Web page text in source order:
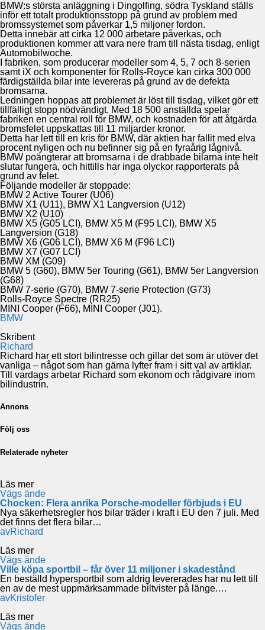
BMW:s största anläggning i Dingolfing, södra Tyskland ställs
inför ett totalt produktionsstopp på grund av problem med
bromssystemet som påverkar 1,5 miljoner fordon.
Detta innebär att cirka 12 000 arbetare påverkas, och
produktionen kommer att vara nere fram till nästa tisdag, enligt
Automobilwoche.
I fabriken, som producerar modeller som 4, 5, 7 och 8-serien
samt iX och komponenter för Rolls-Royce kan cirka 300 000
färdigställda bilar inte levereras på grund av de defekta
bromsarna.
Ledningen hoppas att problemet är löst till tisdag, vilket gör ett
tillfälligt stopp nödvändigt. Med 18 500 anställda spelar
fabriken en central roll för BMW, och kostnaden för att åtgärda
bromsfelet uppskattas till 11 miljarder kronor.
Detta har lett till en kris för BMW, där aktien har fallit med elva
procent nyligen och nu befinner sig på en fyraårig lågnivå.
BMW poängterar att bromsarna i de drabbade bilarna inte helt
slutar fungera, och hittills har inga olyckor rapporterats på
grund av felet.
Följande modeller är stoppade:
BMW 2 Active Tourer (U06)
BMW X1 (U11), BMW X1 Langversion (U12)
BMW X2 (U10)
BMW X5 (G05 LCI), BMW X5 M (F95 LCI), BMW X5
Langversion (G18)
BMW X6 (G06 LCI), BMW X6 M (F96 LCI)
BMW X7 (G07 LCI)
BMW XM (G09)
BMW 5 (G60), BMW 5er Touring (G61), BMW 5er Langversion
(G68)
BMW 7-serie (G70), BMW 7-serie Protection (G73)
Rolls-Royce Spectre (RR25)
MINI Cooper (F66), MINI Cooper (J01).
BMW
Skribent
Richard
Richard har ett stort bilintresse och gillar det som är utöver det
vanliga – något som han gärna lyfter fram i sitt val av artiklar.
Till vardags arbetar Richard som ekonom och rådgivare inom
bilindustrin.
Annons
Följ oss
Relaterade nyheter
Läs mer
Vägs ände
Chocken: Flera anrika Porsche-modeller förbjuds i EU
Nya säkerhetsregler hos bilar träder i kraft i EU den 7 juli. Med
det finns det flera bilar…
avRichard
Läs mer
Vägs ände
Ville köpa sportbil – får över 11 miljoner i skadestånd
En beställd hypersportbil som aldrig levererades har nu lett till
en av de mest uppmärksammade biltvister på länge.…
avKristofer
Läs mer
Vägs ände